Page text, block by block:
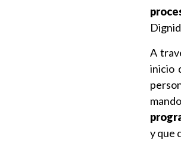
A
inicio
y que